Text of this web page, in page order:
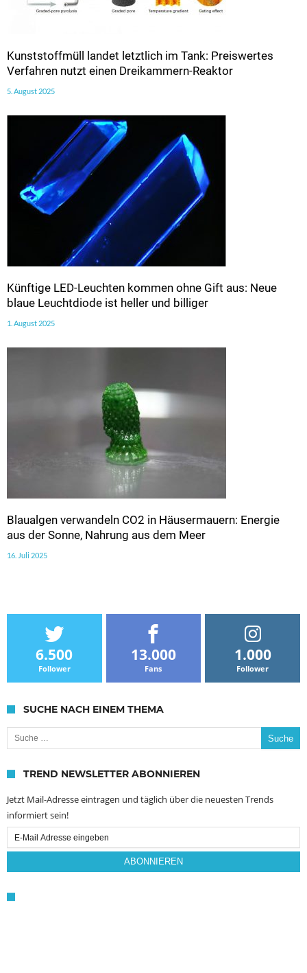
Kunststoffmüll landet letztlich im Tank: Preiswertes
Verfahren nutzt einen Dreikammern-Reaktor
5. August 2025
Künftige LED-Leuchten kommen ohne Gift aus: Neue
blaue Leuchtdiode ist heller und billiger
1. August 2025
Blaualgen verwandeln CO2 in Häusermauern: Energie
aus der Sonne, Nahrung aus dem Meer
16. Juli 2025
6.500
Follower
13.000
Fans
1.000
Follower
SUCHE NACH EINEM THEMA
Suche nach:
TREND NEWSLETTER ABONNIEREN
Jetzt Mail-Adresse eintragen und täglich über die neuesten Trends
informiert sein!
Email
Subscription
ABONNIEREN